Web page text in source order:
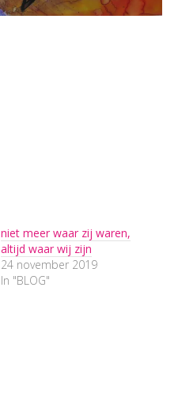
niet meer waar zij waren,
altijd waar wij zijn
24 november 2019
In "BLOG"